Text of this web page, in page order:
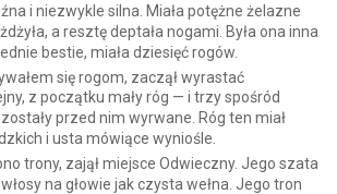
i niezwykle silna. Miała potężne żelazne
a resztę deptała nogami. Była ona inna
bestie, miała dziesięć rogów.
się rogom, zaczął wyrastać
z początku mały róg — i trzy spośród
przed nim wyrwane. Róg ten miał
i usta mówiące wyniośle.
trony, zajął miejsce Odwieczny. Jego szata
włosy na głowie jak czysta wełna. Jego tron